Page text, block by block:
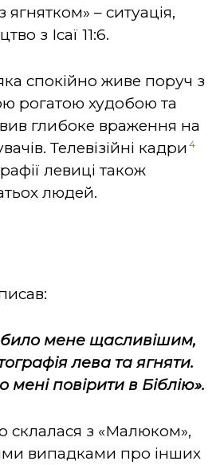
– ситуація,
з Ісаї 11:6.
спокійно живе поруч з
рогатою худобою та
глибоке враження на
Телевізійні кадри 4
левиці також
людей.
мене щасливішим,
лева та ягняти.
повірити в Біблію».
склалася з «Малюком»,
випадками про інших